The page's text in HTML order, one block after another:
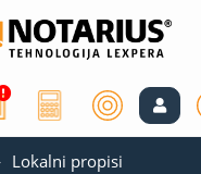
Lokalni propisi